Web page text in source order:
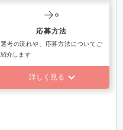
応募方法
選考の流れや、応募方法についてご
紹介します
詳しく見る